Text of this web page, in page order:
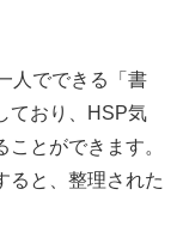
人でできる「書
ており、HSP気
とができます。
ると、整理された